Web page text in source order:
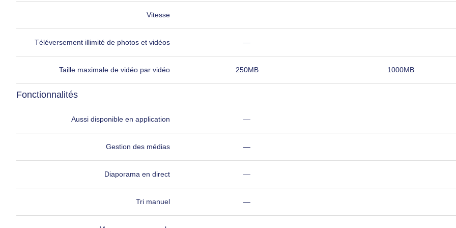
Vitesse
Téléversement illimité de photos et vidéos —
Taille maximale de vidéo par vidéo 250MB 1000MB
Fonctionnalités
Aussi disponible en application —
Gestion des médias —
Diaporama en direct —
Tri manuel —